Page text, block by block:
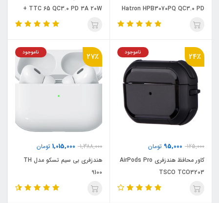
Hatron HPB3070PQ QC3.0 PD
22.5W
TTC 65 QC3.0 PD 3A 20W +
کابل تایپ سی
24٪
125,000
95,000 تومان
ناموجود
کاور محافظ هندزفری AirPods Pro
TSCO TCO3203
27٪
1,388,000
1,015,000 تومان
ناموجود
هندزفری بی سیم تسکو مدل TH
9100